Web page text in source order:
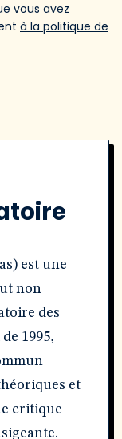
vous avez
à la politique de
est une
non
des
1995,
et
critique